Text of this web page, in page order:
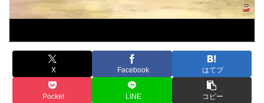
X Facebook はてブ
Pocket LINE コピー